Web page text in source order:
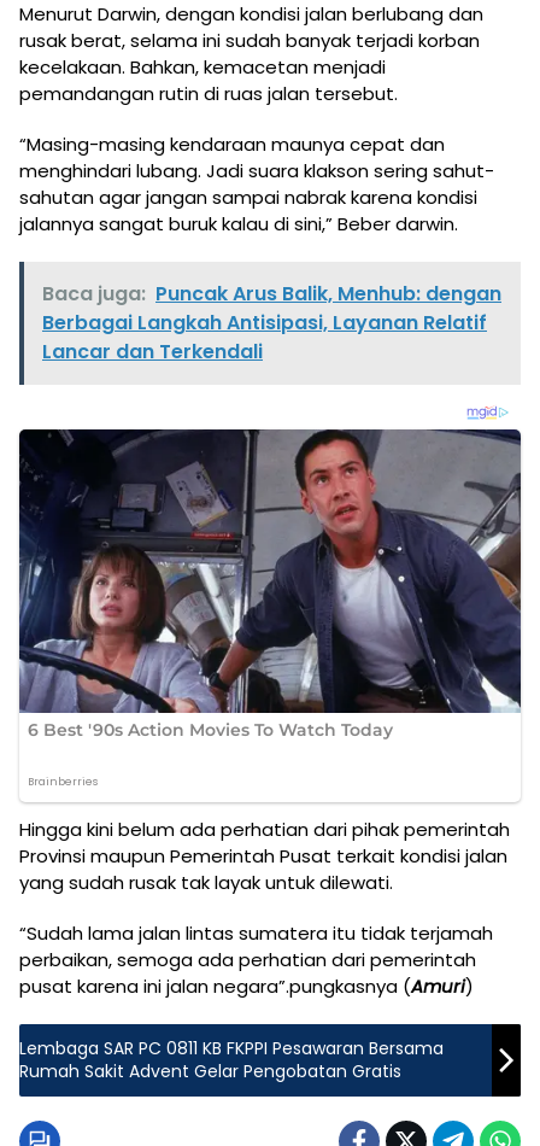
Menurut Darwin, dengan kondisi jalan berlubang dan
rusak berat, selama ini sudah banyak terjadi korban
kecelakaan. Bahkan, kemacetan menjadi
pemandangan rutin di ruas jalan tersebut.
“Masing-masing kendaraan maunya cepat dan
menghindari lubang. Jadi suara klakson sering sahut-
sahutan agar jangan sampai nabrak karena kondisi
jalannya sangat buruk kalau di sini,” Beber darwin.
Baca juga: Puncak Arus Balik, Menhub: dengan
Berbagai Langkah Antisipasi, Layanan Relatif
Lancar dan Terkendali
Hingga kini belum ada perhatian dari pihak pemerintah
Provinsi maupun Pemerintah Pusat terkait kondisi jalan
yang sudah rusak tak layak untuk dilewati.
“Sudah lama jalan lintas sumatera itu tidak terjamah
perbaikan, semoga ada perhatian dari pemerintah
pusat karena ini jalan negara”.pungkasnya (Amuri)
Lembaga SAR PC 0811 KB FKPPI Pesawaran Bersama
Rumah Sakit Advent Gelar Pengobatan Gratis